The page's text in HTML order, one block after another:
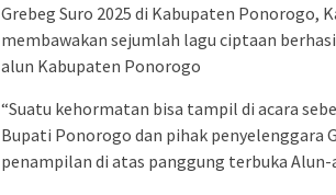
Grebeg Suro 2025 di Kabupaten Ponorogo,
membawakan sejumlah lagu ciptaan
alun Kabupaten Ponorogo
“Suatu kehormatan bisa tampil di acara
Bupati Ponorogo dan pihak penyelenggara
penampilan di atas panggung terbuka